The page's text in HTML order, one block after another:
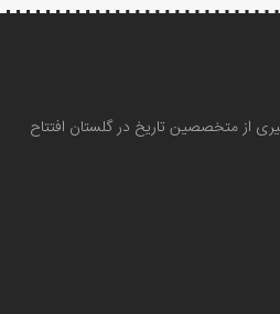
از متخصصین تاریخ در گلستان افتتاح